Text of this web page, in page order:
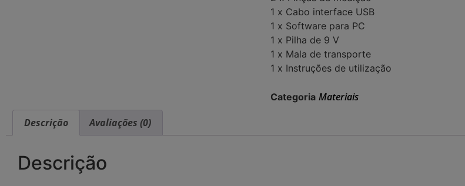
1 x Cabo interface USB
1 x Software para PC
1 x Pilha de 9 V
1 x Mala de transporte
1 x Instruções de utilização
Categoria Materiais
Descrição
Avaliações (0)
Descrição